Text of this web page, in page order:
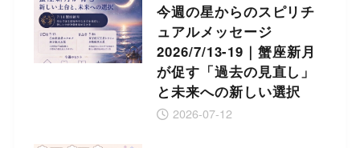
今週の星からのスピリチ
ュアルメッセージ
2026/7/13-19｜蟹座新月
が促す「過去の見直し」
と未来への新しい選択
2026-07-12